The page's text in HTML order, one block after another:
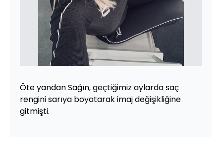
Öte yandan Sağın, geçtiğimiz aylarda saç
rengini sarıya boyatarak imaj değişikliğine
gitmişti.